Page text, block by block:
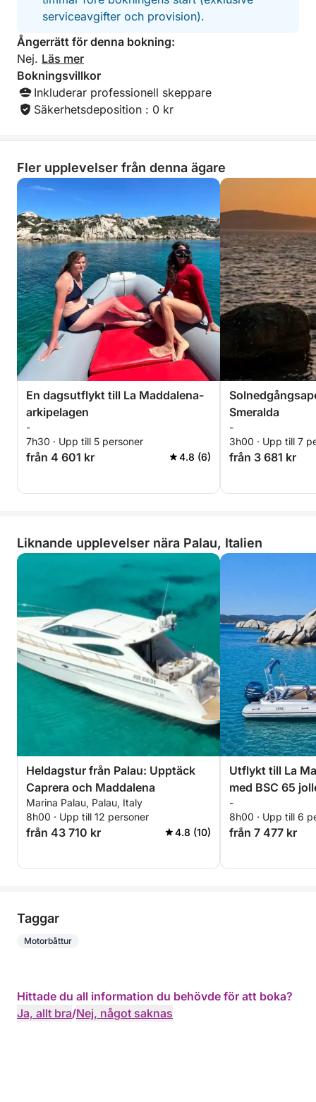
serviceavgifter och provision).
Ångerrätt för denna bokning:
Nej. Läs mer
Bokningsvillkor
Inkluderar professionell skeppare
Säkerhetsdeposition : 0 kr
Fler upplevelser från denna ägare
En dagsutflykt till La Maddalena-
arkipelagen
-
7h30 · Upp till 5 personer
från 4 601 kr 4.8 (6)
Smeralda
-
3h00 · Upp till 7
från 3 681 kr
Liknande upplevelser nära Palau, Italien
Heldagstur från Palau: Upptäck
Caprera och Maddalena
Marina Palau, Palau, Italy
8h00 · Upp till 12 personer
från 43 710 kr 4.8 (10)
Utflykt till La
med BSC 65
(heldag 8
-
8h00 · Upp till 6
från 7 477 kr
Taggar
Motorbåttur
Hittade du all information du behövde för att boka?
Ja, allt bra/Nej, något saknas